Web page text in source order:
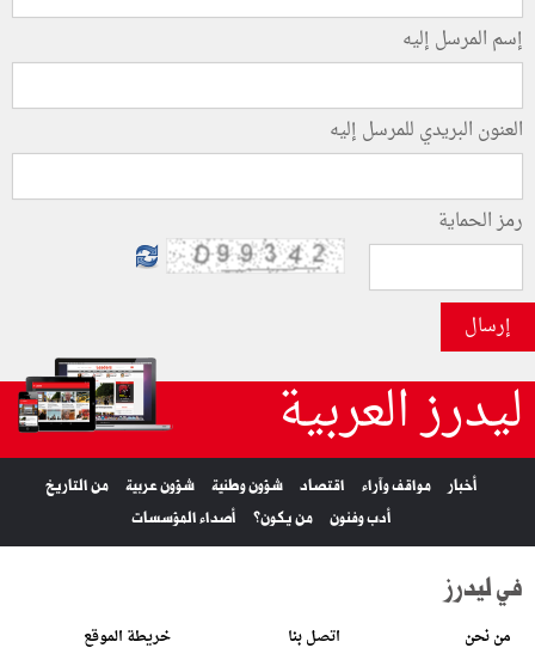
إسم المرسل إليه
العنون البريدي للمرسل إليه
رمز الحماية
إرسال
ليدرز العربية
أخبار مواقف وآراء اقتصاد شؤون وطنية شؤون عربية
من التاريخ
أدب وفنون
من يكون؟ أصداء المؤسسات
في ليدرز
من نحن اتصل بنا خريطة الموقع